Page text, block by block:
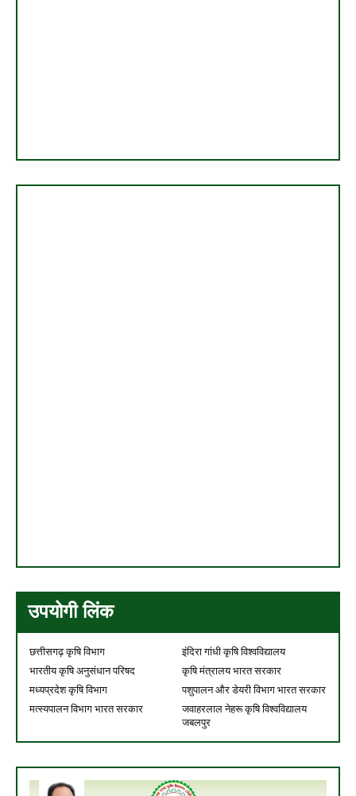
उपयोगी लिंक
छत्तीसगढ़ कृषि विभाग
इंदिरा गांधी कृषि विश्वविद्यालय
भारतीय कृषि अनुसंधान परिषद
कृषि मंत्रालय भारत सरकार
मध्यप्रदेश कृषि विभाग
पशुपालन और डेयरी विभाग भारत सरकार
मत्स्यपालन विभाग भारत सरकार
जवाहरलाल नेहरू कृषि विश्वविद्यालय
जबलपुर